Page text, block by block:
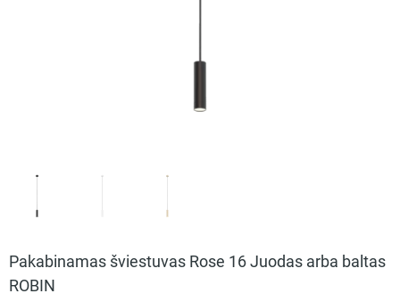
Pakabinamas šviestuvas Rose 16 Juodas arba baltas
ROBIN